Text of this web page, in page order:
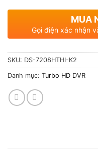
MUA
Gọi điện xác nhận
SKU: DS-7208HTHI-K2
Danh mục: Turbo HD DVR